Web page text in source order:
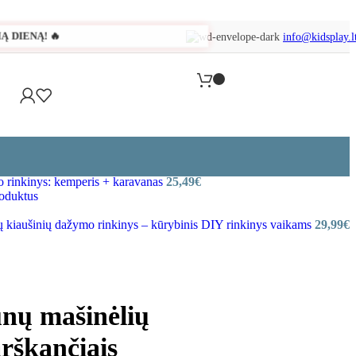
DIENĄ! 🔥
rinkinys: kemperis + karavanas 25,49€
kiaušinių dažymo rinkinys – kūrybinis DIY rinkinys vaikams 29,99€
mašinėlių